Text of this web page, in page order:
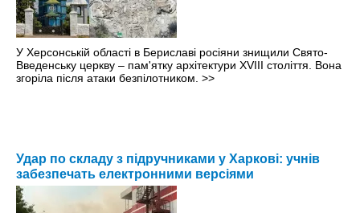
У Херсонській області в Бериславі росіяни знищили Свято-
Введенську церкву – пам'ятку архітектури XVIII століття. Вона
згоріла після атаки безпілотником. >>
Удар по складу з підручниками у Харкові: учнів
забезпечать електронними версіями